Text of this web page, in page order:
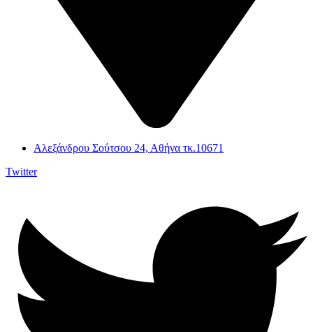
Αλεξάνδρου Σούτσου 24, Αθήνα τκ.10671
Twitter